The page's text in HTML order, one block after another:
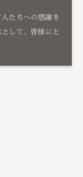
たちへの感謝を
して、皆様にと